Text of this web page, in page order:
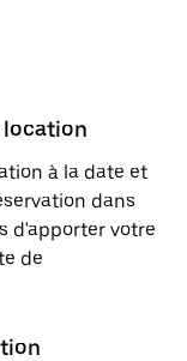
location
à la date et
dans
d'apporter votre
de